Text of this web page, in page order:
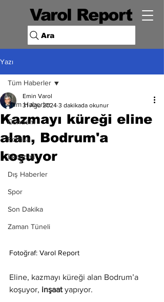
Varol Report
Ara
Yazı
Tüm Haberler
Gündem
Politika
Ekonomi
Dış Haberler
Spor
Son Dakika
Zaman Tüneli
Tüm Haberler
Kazmayı küreği eline
alan, Bodrum'a
koşuyor
Emin Varol
31 Ağu 2024 3 dakikada okunur
Fotoğraf: Varol Report
Eline, kazmayı küreği alan Bodrum’a
koşuyor, inşaat yapıyor.